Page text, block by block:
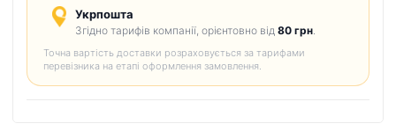
Укрпошта
Згідно тарифів компанії, орієнтовно від 80 грн
Точна вартість доставки розраховується за тарифами
перевізника на етапі оформлення замовлення.